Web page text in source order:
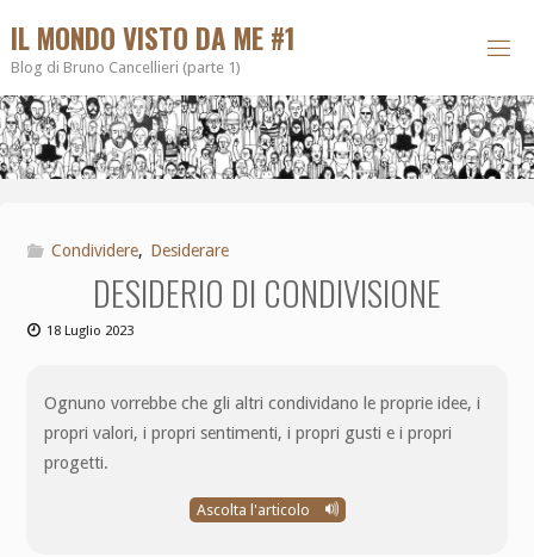
IL MONDO VISTO DA ME #1
Blog di Bruno Cancellieri (parte 1)
Condividere, Desiderare
DESIDERIO DI CONDIVISIONE
18 Luglio 2023
Ognuno vorrebbe che gli altri condividano le proprie idee, i
propri valori, i propri sentimenti, i propri gusti e i propri
progetti.
Ascolta l'articolo